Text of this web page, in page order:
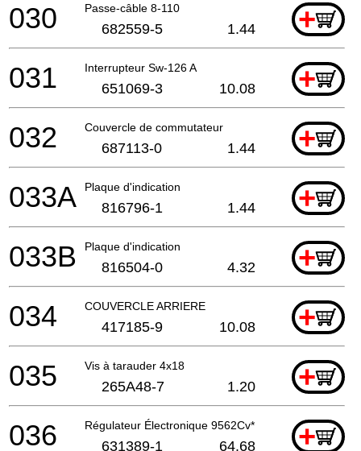
Passe-câble 8-110 +
030 682559-5 1.44
Interrupteur Sw-126 A +
031 651069-3 10.08
Couvercle de commutateur +
032 687113-0 1.44
Plaque d'indication +
033A 816796-1 1.44
Plaque d'indication +
033B 816504-0 4.32
COUVERCLE ARRIERE +
034 417185-9 10.08
Vis à tarauder 4x18 +
035 265A48-7 1.20
Régulateur Électronique 9562Cv* +
036 631389-1 64.68